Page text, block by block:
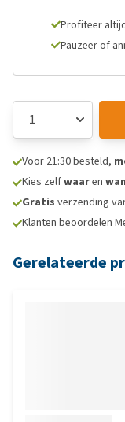
Profiteer
Pauzeer of
Voor 21:30 besteld,
Kies zelfwaaren
Gratis verzending
Klanten beoordelen
Gerelateerde